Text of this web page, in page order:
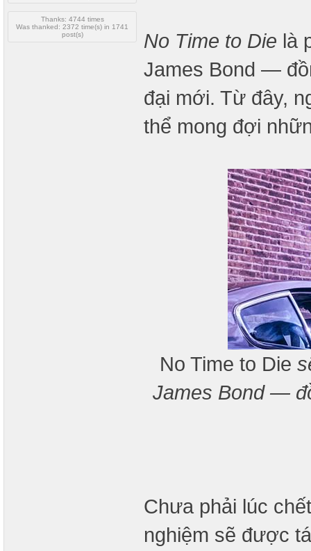
Thanks: 4744 times
Was thanked: 2372 time(s) in 1741
post(s)
No Time to Die là
James Bond —
đại mới. Từ đây,
thể mong đợi
No Time to Die
James Bond —
Chưa phải lúc
nghiệm sẽ được